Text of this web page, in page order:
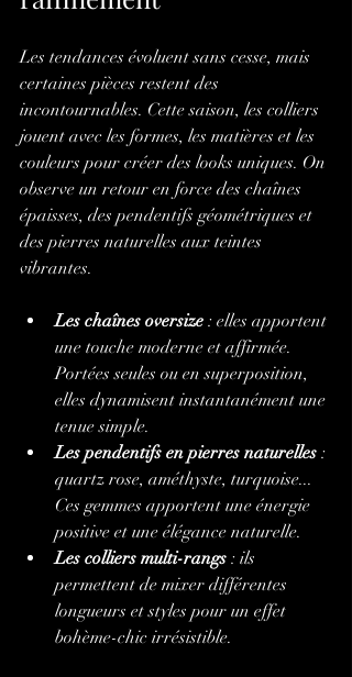
Les tendances évoluent sans cesse, mais
certaines pièces restent des
incontournables. Cette saison, les colliers
jouent avec les formes, les matières et les
couleurs pour créer des looks uniques. On
observe un retour en force des chaînes
épaisses, des pendentifs géométriques et
des pierres naturelles aux teintes
vibrantes.
Les chaînes oversize : elles apportent
une touche moderne et affirmée.
Portées seules ou en superposition,
elles dynamisent instantanément une
tenue simple.
Les pendentifs en pierres naturelles :
quartz rose, améthyste, turquoise...
Ces gemmes apportent une énergie
positive et une élégance naturelle.
Les colliers multi-rangs : ils
permettent de mixer différentes
longueurs et styles pour un effet
bohème-chic irrésistible.